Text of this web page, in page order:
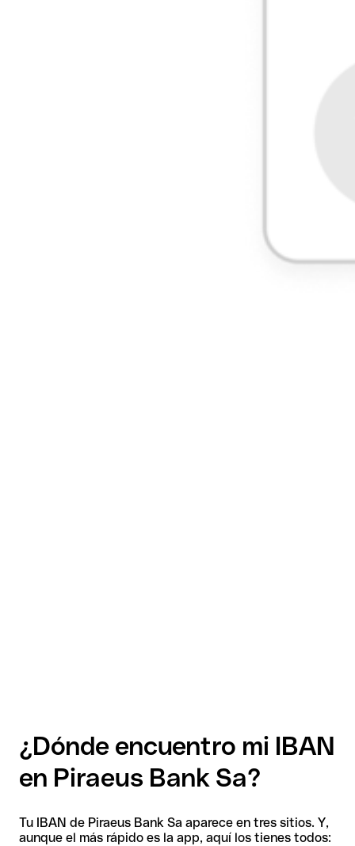
¿Dónde encuentro mi IBAN
en Piraeus Bank Sa?
Tu IBAN de Piraeus Bank Sa aparece en tres sitios. Y,
aunque el más rápido es la app, aquí los tienes todos: